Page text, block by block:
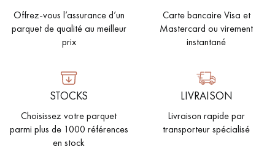
VOUS AVEZ UN PROJET ?
Nos experts sont à votre disposition pour vous guider pas à
pas dans le choix et la pose de votre parquet.
Un expert Décoplus Parquets vous appelle
Offrez-vous l’assurance d’un
parquet de qualité au meilleur
prix
Carte bancaire Visa et
Mastercard ou virement
instantané
STOCKS
Choisissez votre parquet
parmi plus de 1000 références
en stock
LIVRAISON
Livraison rapide par
transporteur spécialisé